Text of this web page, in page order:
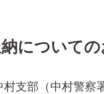
について
支部（中村警察